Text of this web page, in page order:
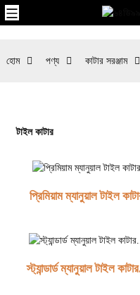
হোম পণ্য কাটার সরঞ্জাম
টাইল কাটার
প্রিমিয়াম ম্যানুয়াল টাইল
স্ট্যান্ডার্ড ম্যানুয়াল টাইল